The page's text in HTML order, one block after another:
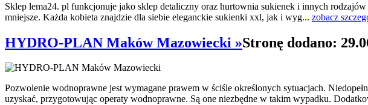
Sklep lema24. pl funkcjonuje jako sklep detaliczny oraz hurtownia sukienek i innych
mniejsze. Każda kobieta znajdzie dla siebie eleganckie sukienki xxl, jak i wyg... zobacz
HYDRO-PLAN Maków Mazowiecki »Stronę dodano:
Pozwolenie wodnoprawne jest wymagane prawem w ściśle określonych sytuacjach.
uzyskać, przygotowując operaty wodnoprawne. Są one niezbędne w takim wypadku.